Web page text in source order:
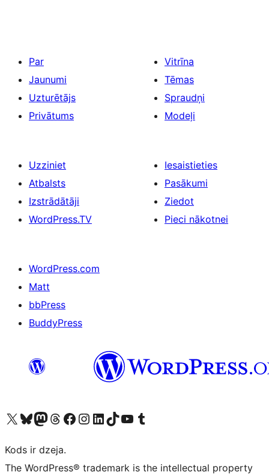
Par
Jaunumi
Uzturētājs
Privātums
Vitrīna
Tēmas
Spraudņi
Modeļi
Uzziniet
Atbalsts
Izstrādātāji
WordPress.TV
Iesaistieties
Pasākumi
Ziedot
Pieci nākotnei
WordPress.com
Matt
bbPress
BuddyPress
Apmeklējiet mūsu X (agrāk Twitter) kontu
Apmeklējiet mūsu Bluesky kontu
Apmeklējiet mūsu Mastodon kontu
Apmeklējiet mūsu Threads kontu
Apmeklējiet mūsu Facebook lapuApmeklējiet mūsu Instagram kontu
Apmeklējiet mūsu LinkedIn kontu
Apmeklējiet mūsu TikTok kontu
Apmeklējiet mūsu YouTube kanālu
Apmeklējiet mūsu Tumblr kontu
Kods ir dzeja.
The WordPress® trademark is the intellectual property